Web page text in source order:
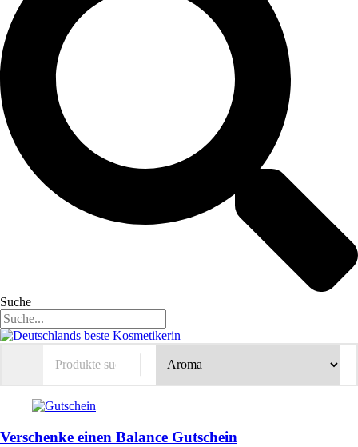
Suche
Verschenke einen Balance Gutschein